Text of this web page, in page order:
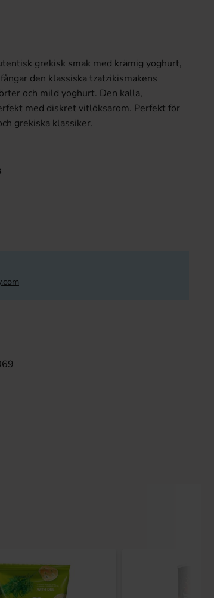
grekisk smak med krämig yoghurt,
den klassiska tzatzikismakens
och mild yoghurt. Den kalla,
med diskret vitlöksarom. Perfekt för
grekiska klassiker.